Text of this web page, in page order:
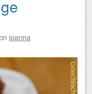
ioanna